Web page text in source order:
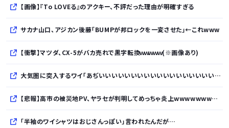
【画像】『To LOVEる』のアクキー、不評だった理由が明確すぎる
サカナ山口、アジカン後藤「BUMPが邦ロックを一変させた」←これwww
【衝撃】マツダ、CX-5がバカ売れで黒字転換ｗｗｗｗｗ(※画像あり)
大気圏に突入するワイ「あぢいいいいいいいいいいいいいいいいいい！！！！」
【悲報】高市の被災地PV、ヤラセが判明してめっちゃ炎上wwwwwwwwwwwwwwwwwwwwwwwwwww
「半袖のワイシャツはおじさんっぽい」言われたんだが…